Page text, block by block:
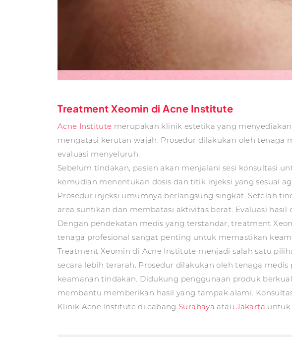
Treatment Xeomin di Acne Institute
Acne Institute merupakan klinik estetika yang
mengatasi kerutan wajah. Prosedur dilakukan oleh
evaluasi menyeluruh.
Sebelum tindakan, pasien akan menjalani sesi konsultasi
kemudian menentukan dosis dan titik injeksi yang sesuai
Prosedur injeksi umumnya berlangsung singkat. Setelah
area suntikan dan membatasi aktivitas berat. Evaluasi
Dengan pendekatan medis yang terstandar, treatment
tenaga profesional sangat penting untuk memastikan
Treatment Xeomin di Acne Institute menjadi salah satu
secara lebih terarah. Prosedur dilakukan oleh tenaga
keamanan tindakan. Didukung penggunaan produk
membantu memberikan hasil yang tampak alami.
Klinik Acne Institute di cabang Surabaya atauJakarta untuk